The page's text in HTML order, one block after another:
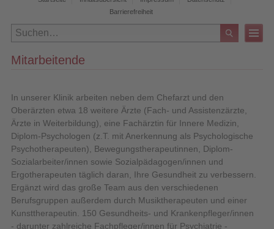
Barrierefreiheit
Mitarbeitende
In unserer Klinik arbeiten neben dem Chefarzt und den
Oberärzten etwa 18 weitere Ärzte (Fach- und Assistenzärzte,
Ärzte in Weiterbildung), eine Fachärztin für Innere Medizin,
Diplom-Psychologen (z.T. mit Anerkennung als Psychologische
Psychotherapeuten), Bewegungstherapeutinnen, Diplom-
Sozialarbeiter/innen sowie Sozialpädagogen/innen und
Ergotherapeuten täglich daran, Ihre Gesundheit zu verbessern.
Ergänzt wird das große Team aus den verschiedenen
Berufsgruppen außerdem durch Musiktherapeuten und einer
Kunsttherapeutin. 150 Gesundheits- und Krankenpfleger/innen
- darunter zahlreiche Fachpfleger/innen für Psychiatrie -